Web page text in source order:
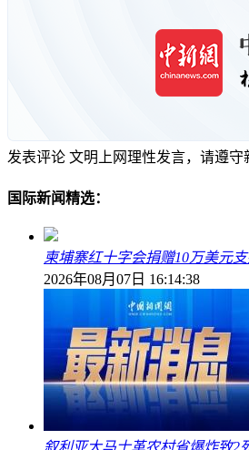
发表评论 文明上网理性发言，请遵守
国际新闻精选：
柬埔寨红十字会捐赠10万美元
2026年08月07日 16:14:38